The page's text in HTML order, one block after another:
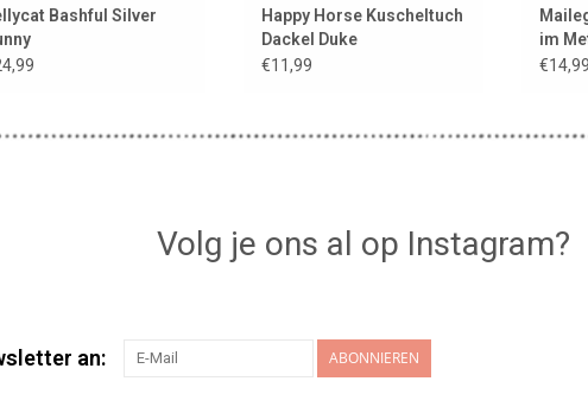
Bashful Silver
Kuscheltuch
Happy Horse Kuscheltuch
Dackel Duke
€11,99
im
€14,99
Volg je ons al op Instagram?
an: ABONNIEREN